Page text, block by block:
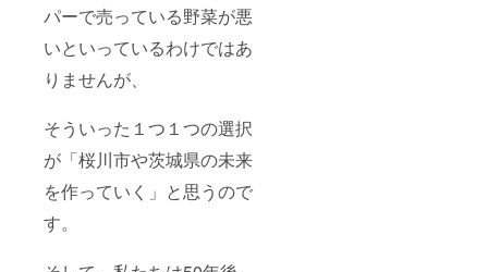
パーで売っている野菜が悪
いといっているわけではあ
りませんが、
そういった１つ１つの選択
が「桜川市や茨城県の未来
を作っていく」と思うので
す。